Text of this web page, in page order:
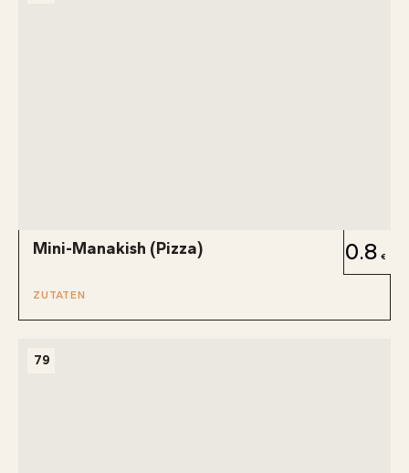
Mini-Manakish (Pizza) 0.8
ZUTATEN
79